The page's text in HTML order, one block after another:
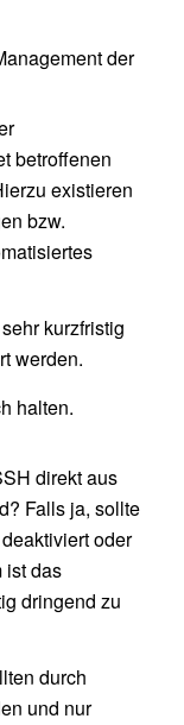
der
betroffenen
existieren
bzw.
kurzfristig
werden.
halten.
direkt aus
Falls ja, sollte
oder
ist das
dringend zu
durch
und nur